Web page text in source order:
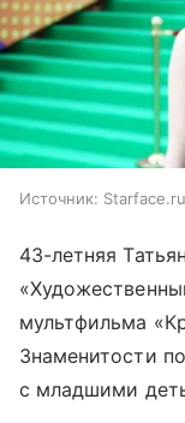
Источник: Starface.ru
43-летняя
мультфильма
Знаменитости
с младшими